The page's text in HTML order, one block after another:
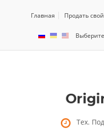
Главная Продать
Тех.